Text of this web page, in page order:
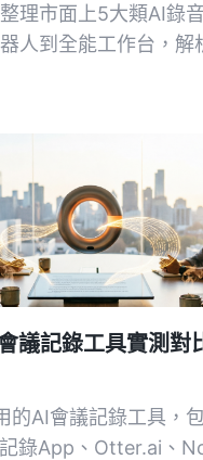
理市面上5大類AI錄
人到全能工作台，解
議記錄工具實測對
的AI會議記錄工具，
錄App、Otter.ai、